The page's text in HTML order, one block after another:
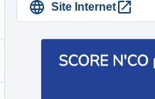
Site Internet